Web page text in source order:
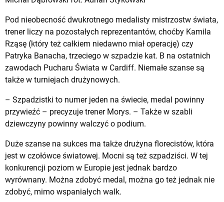
Pod nieobecność dwukrotnego medalisty mistrzostw świata,
trener liczy na pozostałych reprezentantów, choćby Kamila
Rząsę (który też całkiem niedawno miał operację) czy
Patryka Banacha, trzeciego w szpadzie kat. B na ostatnich
zawodach Pucharu Świata w Cardiff. Niemałe szanse są
także w turniejach drużynowych.
– Szpadzistki to numer jeden na świecie, medal powinny
przywieźć – precyzuje trener Morys. – Także w szabli
dziewczyny powinny walczyć o podium.
Duże szanse na sukces ma także drużyna florecistów, która
jest w czołówce światowej. Mocni są też szpadziści. W tej
konkurencji poziom w Europie jest jednak bardzo
wyrównany. Można zdobyć medal, można go też jednak nie
zdobyć, mimo wspaniałych walk.